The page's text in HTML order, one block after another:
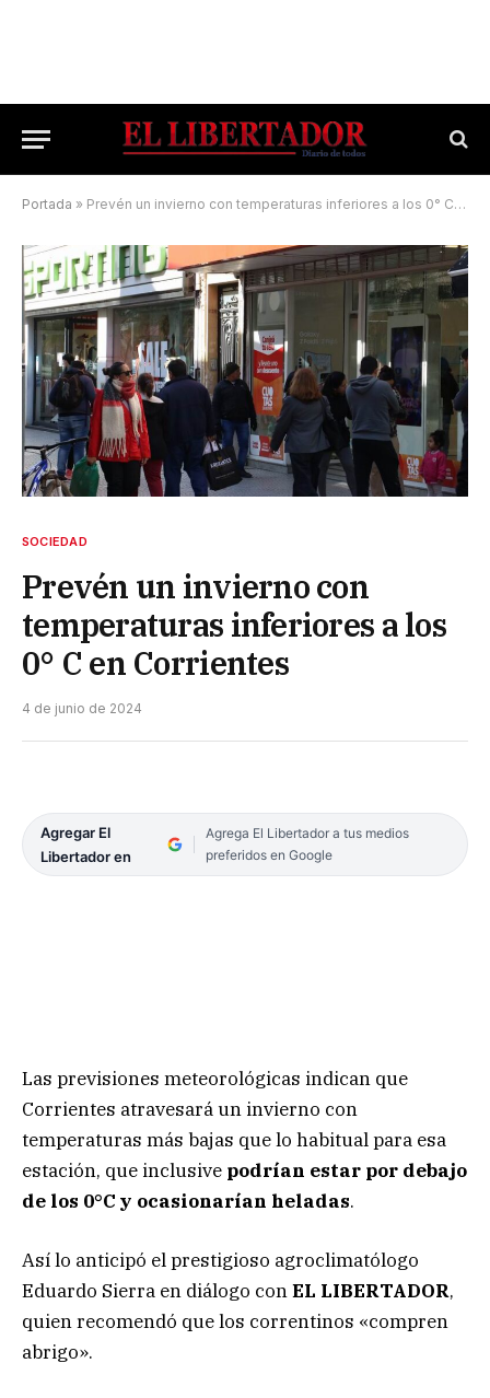
Portada » Prevén un invierno con temperaturas inferiores a los 0° C en Corrientes
SOCIEDAD
Prevén un invierno con
temperaturas inferiores a los
0° C en Corrientes
4 de junio de 2024
Agregar El
Libertador en
Agrega El Libertador a tus medios
preferidos en Google
Las previsiones meteorológicas indican que
Corrientes atravesará un invierno con
temperaturas más bajas que lo habitual para esa
estación, que inclusive podrían estar por debajo
de los 0°C y ocasionarían heladas.
Así lo anticipó el prestigioso agroclimatólogo
Eduardo Sierra en diálogo conEL LIBERTADOR,
quien recomendó que los correntinos «compren
abrigo».